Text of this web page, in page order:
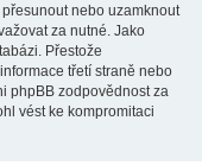
přesunout nebo uzamknout
za nutné. Jako
Přestože
třetí straně nebo
phpBB zodpovědnost za
vést ke kompromitaci